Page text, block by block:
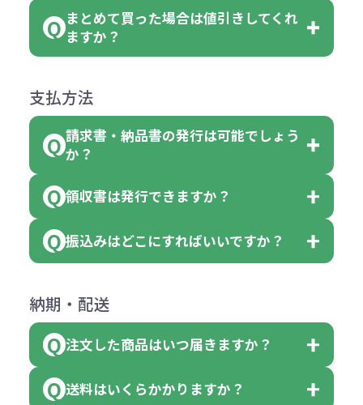
但し、ロゴなど名入れ印刷をされる
費用）
色指定できる商品に付きましては商
品詳細の購入の所で色が選べるよう
になっております。
クエアトート」を300個注文した場
クエアトート」は10個単位でしたら
色を指定出来るので、ピンクを100
個、ブルーを90個、イエローを110
【色指定の仕方】
に必要な個数を入力ください。
※10個単位など購入できる単位が決
はまらない数を入力すると、アラー
●初期不良または不良品（破損、故
障）の場合
合
●名入れ、オリジナルの内容が異な
っていた場合
または返金にて対応させていただき
ます。
その際不良品については送料着払い
ください。
（商品の状態により、対応が変わる
※不良商品をご返却いただけない場
名入れありの場合の代金の計算方法
は下記の通りです。
計算例：
＜1色印刷の場合＞
（提供価格（商品代）+名入れ費用
（印刷代））×枚数+製版代
（提供価格（商品代）+名入れ費用
×色数
※例えば2色印刷の場合には、名入
れ費用が2倍、製版代が2倍必要で
す。
まとめて買った場合は値引きしてくれ
ますか？
商品によりますが、お見積もりさせ
ていただきます。
見積もりサポートから個別でお問い
支払方法
請求書・納品書の発行は可能でしょう
か？
会員様はマイページより各種帳票の
ダウンロードが可能です。
詳しくはこちらはご確認ください。
領収書のダウンロード
領収書は発行できますか？
会員様はマイページより各種帳票の
詳しくはこちらはご確認ください。
領収書のダウンロード
振込みはどこにすればいいですか？
下記口座にお願いします。
■三菱UFJ銀行
小田井支店（おたいしてん）
納期・配送
注文した商品はいつ届きますか？
既製品の場合、ご入金確認後3営業
送料はいくらかかりますか？